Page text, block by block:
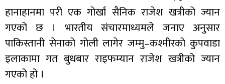
हानाहानमा परी एक गोर्खा सैनिक राजेश खत्रीको ज्यान
गएको छ । भारतीय संचारमाध्यमले जनाए अनुसार
पाकिस्तानी सेनाको गोली लागेर जम्मु–कश्मीरको कुपवाडा
इलाकामा गत बुधबार राइफम्यान राजेश खत्रीको ज्यान
गएको हो ।